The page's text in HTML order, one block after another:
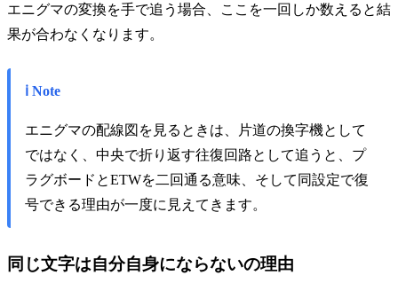
エニグマの変換を手で追う場合、ここを一回しか数えると結
果が合わなくなります。
ℹ️ Note
エニグマの配線図を見るときは、片道の換字機として
ではなく、中央で折り返す往復回路として追うと、プ
ラグボードとETWを二回通る意味、そして同設定で復
号できる理由が一度に見えてきます。
同じ文字は自分自身にならないの理由